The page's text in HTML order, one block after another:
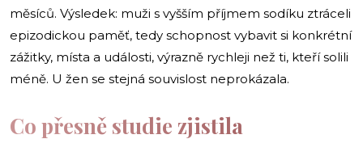
měsíců. Výsledek: muži s vyšším příjmem sodíku ztráceli
epizodickou paměť, tedy schopnost vybavit si konkrétní
zážitky, místa a události, výrazně rychleji než ti, kteří solili
méně. U žen se stejná souvislost neprokázala.
Co přesně studie zjistila